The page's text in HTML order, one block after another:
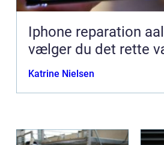
Iphone reparation aalborg
vælger du det rette
Katrine Nielsen